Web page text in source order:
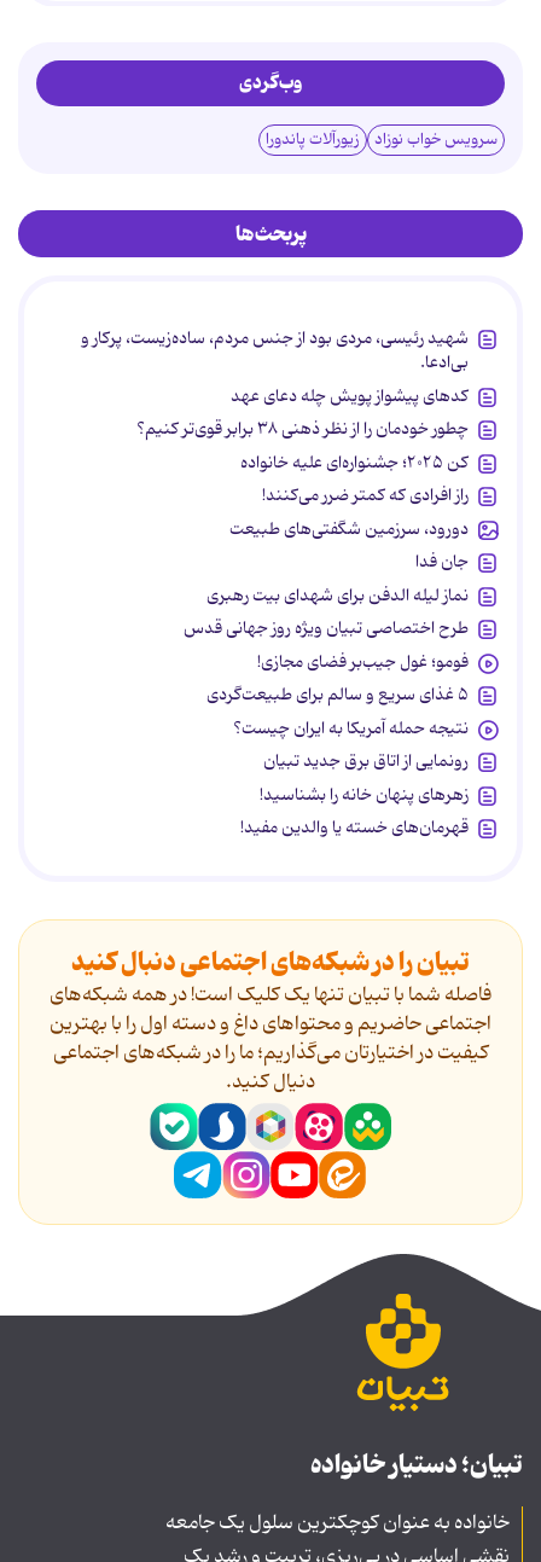
وب‌گردی
سرویس خواب نوزاد زیورآلات پاندورا
پربحث‌ها
شهید رئیسی، مردی بود از جنس مردم، ساده‌زیست، پرکار و
بی‌ادعا.
کدهای پیشواز پویش چله دعای عهد
چطور خودمان را از نظر ذهنی ۳۸ برابر قوی‌تر کنیم؟
کن ۲۰۲۵؛ جشنواره‌ای علیه خانواده
راز افرادی که کمتر ضرر می‌کنند!
دورود، سرزمین شگفتی‌های طبیعت
جان فدا
نماز لیله الدفن برای شهدای بیت رهبری
طرح اختصاصی تبیان ویژه روز جهانی قدس
فومو؛ غول جیب‌بر فضای مجازی!
۵ غذای سریع و سالم برای طبیعت‌گردی
نتیجه حمله آمریکا به ایران چیست؟
رونمایی از اتاق برق جدید تبیان
زهرهای پنهان خانه را بشناسید!
قهرمان‌های خسته یا والدین مفید!
تبیان را در شبکه‌های اجتماعی دنبال کنید
فاصله شما با تبیان تنها یک کلیک است! در همه شبکه‌های
اجتماعی حاضریم و محتواهای داغ و دسته اول را با بهترین
کیفیت در اختیارتان می‌گذاریم؛ ما را در شبکه‌های اجتماعی
دنیال کنید.
تبیان؛ دستیار خانواده
خانواده به عنوان کوچکترین سلول یک جامعه